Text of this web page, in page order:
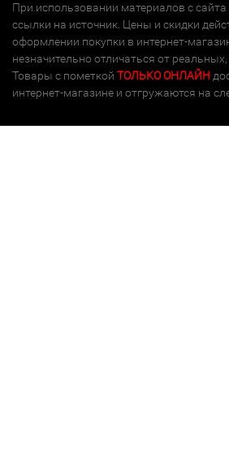
При использовании материалов с
ссылки на источник. Цены и скидки
оформлении покупки в интернет-
незначительно отличаться от
Товары с пометкой ТОЛЬКО ОНЛАЙН
интернет-магазине и отгружаются на